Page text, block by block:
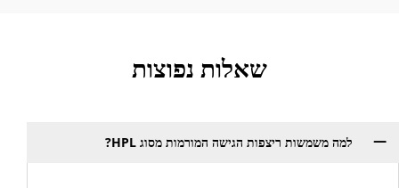
שאלות נפוצות
למה משמשות ריצפות הגישה המורמות מסוג HPL?